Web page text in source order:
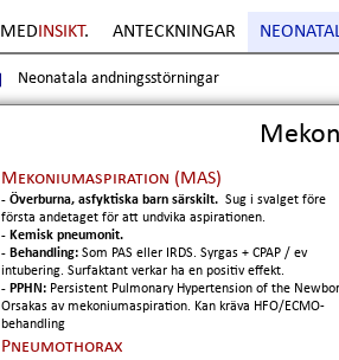
MED INSIKT. ANTECKNINGAR
Neonatala andningsstörningar
Mekoniumaspiration (MAS)
- Överburna, asfyktiska barn särskilt. Sug i svalget före
första andetaget för att undvika aspirationen.
- Kemisk pneumonit.
- Behandling: Som PAS eller IRDS. Syrgas + CPAP / ev
intubering. Surfaktant verkar ha en positiv effekt.
- PPHN: Persistent Pulmonary Hypertension of the
Orsakas av mekoniumaspiration. Kan kräva HFO/ECMO-
behandling
Pneumothorax